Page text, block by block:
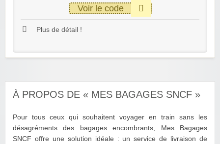
Voir le code
Plus de détail !
À PROPOS DE « MES BAGAGES SNCF »
Pour tous ceux qui souhaitent voyager en train sans les
désagréments des bagages encombrants, Mes Bagages
SNCF offre une solution idéale : un service de livraison de